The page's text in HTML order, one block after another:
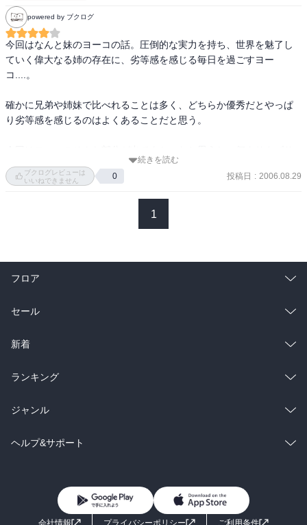
powered by ブクログ
今回はなんと妹のヨーコの話。圧倒的な実力を持ち、世界を魅了し
ていく偉大なる姉の存在に、劣等感を感じる毎日を過ごすヨー
コ....。
確かに兄弟や姉妹で比べれることは多く、どちらか優秀だとやっぱ
り劣等感を感じるのはよくあることだと思う。
の意外なお姉さん的な部分が見れてよかった。
続きを読む
ブクログレビューは
いいねできません
0 投稿日 : 2006.08.29
1
フロア
総合
ラノベ
雑誌・グラビア
BL・TL
セール
総合
ラノベ
雑誌・グラビア
BL・TL
新着
総合
ラノベ
雑誌・グラビア
ランキング
総合
ラノベ
ジャンル
コミック
ライトノベル 男子向けラノベ
ヘルプ&サポート
よくあるご質問
お問い合わせ
会社情報
プライバシーポリシー ご利用条件